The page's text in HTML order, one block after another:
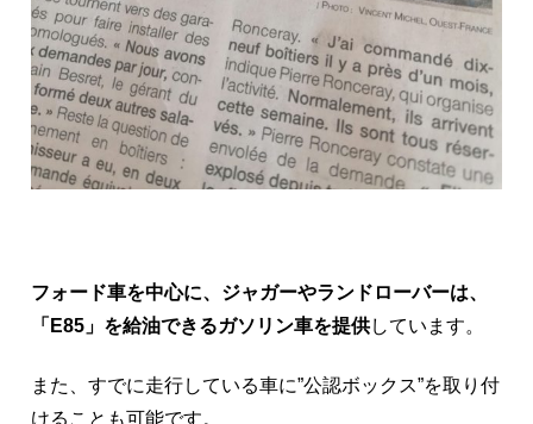
フォード車を中心に、ジャガーやランドローバーは、
「E85」を給油できるガソリン車を提供しています。
また、すでに走行している車に”公認ボックス”を取り付
けることも可能です。